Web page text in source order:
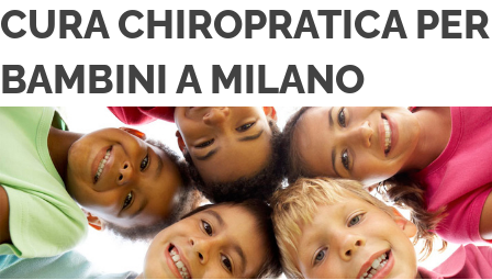
CURA CHIROPRATICA PER
BAMBINI A MILANO